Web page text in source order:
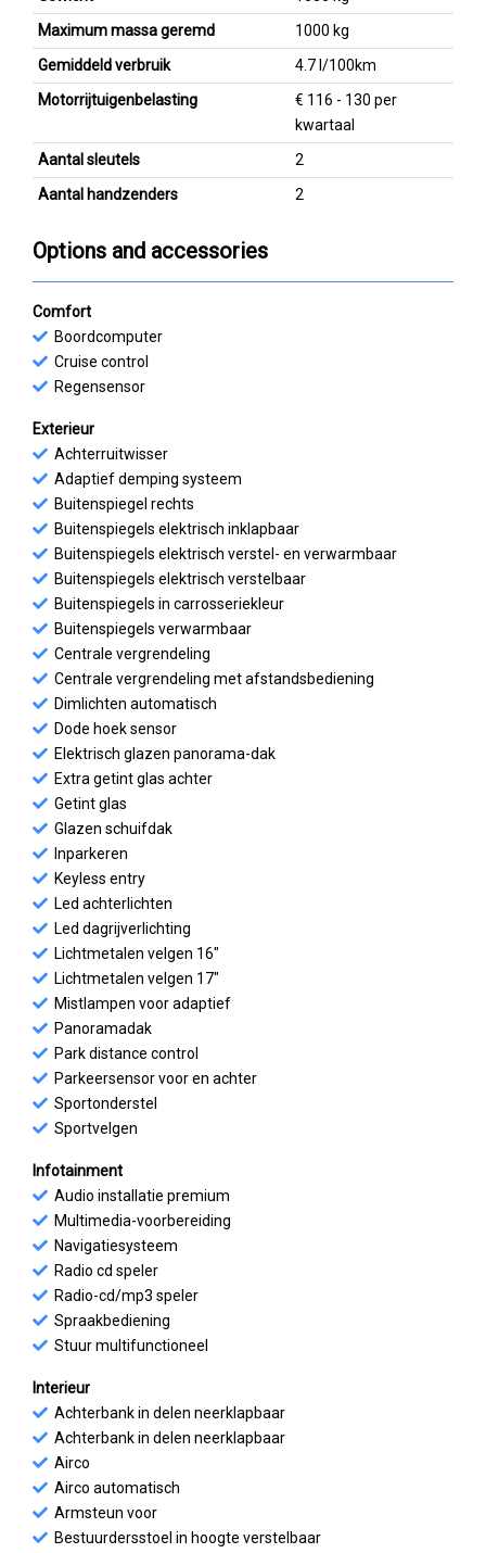
Maximum massa geremd
1000 kg
Gemiddeld verbruik
4.7 l/100km
Motorrijtuigenbelasting
€ 116 - 130 per
kwartaal
Aantal sleutels
2
Aantal handzenders
2
Options and accessories
Comfort
Boordcomputer
Cruise control
Regensensor
Exterieur
Achterruitwisser
Adaptief demping systeem
Buitenspiegel rechts
Buitenspiegels elektrisch inklapbaar
Buitenspiegels elektrisch verstel- en verwarmbaar
Buitenspiegels elektrisch verstelbaar
Buitenspiegels in carrosseriekleur
Buitenspiegels verwarmbaar
Centrale vergrendeling
Centrale vergrendeling met afstandsbediening
Dimlichten automatisch
Dode hoek sensor
Elektrisch glazen panorama-dak
Extra getint glas achter
Getint glas
Glazen schuifdak
Inparkeren
Keyless entry
Led achterlichten
Led dagrijverlichting
Lichtmetalen velgen 16"
Lichtmetalen velgen 17"
Mistlampen voor adaptief
Panoramadak
Park distance control
Parkeersensor voor en achter
Sportonderstel
Sportvelgen
Infotainment
Audio installatie premium
Multimedia-voorbereiding
Navigatiesysteem
Radio cd speler
Radio-cd/mp3 speler
Spraakbediening
Stuur multifunctioneel
Interieur
Achterbank in delen neerklapbaar
Achterbank in delen neerklapbaar
Airco
Airco automatisch
Armsteun voor
Bestuurdersstoel in hoogte verstelbaar